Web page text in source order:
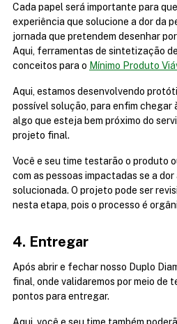
Cada papel será importante para
experiência que solucione a dor da
jornada que pretendem desenhar
Aqui, ferramentas de sintetização
conceitos para o Mínimo Produto
Aqui, estamos desenvolvendo
possível solução, para enfim chegar
algo que esteja bem próximo do
projeto final.
Você e seu time testarão o produto
com as pessoas impactadas se a
solucionada. O projeto pode ser
nesta etapa, pois o processo é
4. Entregar
Após abrir e fechar nosso Duplo
final, onde validaremos por meio de
pontos para entregar.